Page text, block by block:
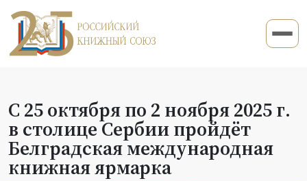
С 25 октября по 2 ноября 2025 г.
в столице Сербии пройдёт
Белградская международная
книжная ярмарка